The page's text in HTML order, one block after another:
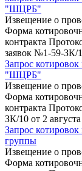
"ШЦРБ"
Извещение о
Форма
контракта
заявок №1-59-ЗК/
Запрос
"ШЦРБ"
Извещение о
Форма
контракта
ЗК/10 от 2 августа
Запрос
группы
Извещение о
Форма